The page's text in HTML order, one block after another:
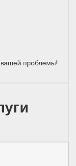
проблемы!